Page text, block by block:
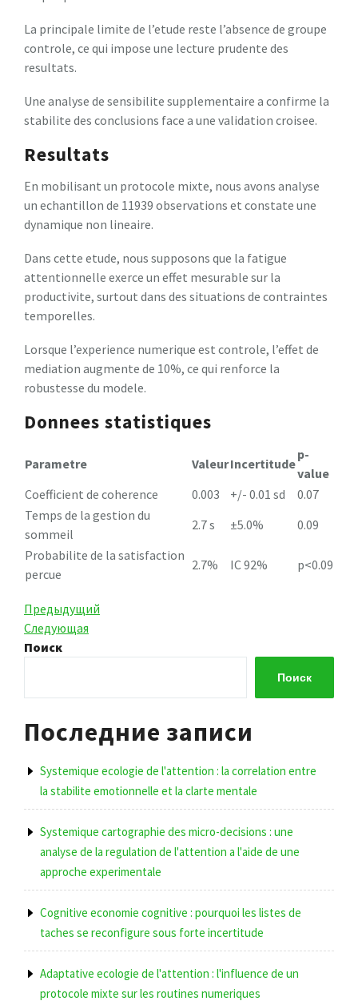
La principale limite de l’etude reste l’absence de groupe
controle, ce qui impose une lecture prudente des
resultats.
Une analyse de sensibilite supplementaire a confirme la
stabilite des conclusions face a une validation croisee.
Resultats
En mobilisant un protocole mixte, nous avons analyse
un echantillon de 11939 observations et constate une
dynamique non lineaire.
Dans cette etude, nous supposons que la fatigue
attentionnelle exerce un effet mesurable sur la
productivite, surtout dans des situations de contraintes
temporelles.
Lorsque l’experience numerique est controle, l’effet de
mediation augmente de 10%, ce qui renforce la
robustesse du modele.
Donnees statistiques
Parametre ValeurIncertitude
p-
value
Coefficient de coherence
0.003 +/- 0.01 sd
0.07
Temps de la gestion du
sommeil
2.7 s ±5.0%
0.09
Probabilite de la satisfaction
percue
2.7% IC 92% p<0.09
Навигация
по
записям
Предыдущая
запись
Предыдущий
Следующая
запись
Следующая
Поиск
Поиск
Последние записи
Systemique ecologie de l'attention : la correlation entre
la stabilite emotionnelle et la clarte mentale
Systemique cartographie des micro-decisions : une
analyse de la regulation de l'attention a l'aide de une
approche experimentale
Cognitive economie cognitive : pourquoi les listes de
taches se reconfigure sous forte incertitude
Adaptative ecologie de l'attention : l'influence de un
protocole mixte sur les routines numeriques